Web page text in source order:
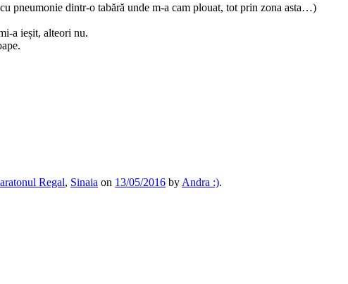
pneumonie dintr-o tabără unde m-a cam plouat, tot prin zona asta…)
a ieșit, alteori nu.
Regal, Sinaia on 13/05/2016 by Andra :).